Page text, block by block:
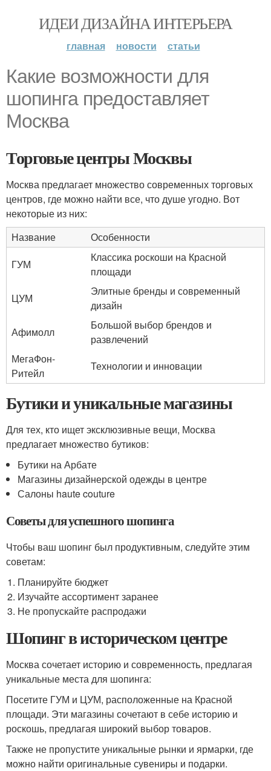
ИДЕИ ДИЗАЙНА ИНТЕРЬЕРА
главная новости статьи
Какие возможности для
шопинга предоставляет
Москва
Торговые центры Москвы
Москва предлагает множество современных торговых
центров, где можно найти все, что душе угодно. Вот
некоторые из них:
Название
Особенности
ГУМ
Классика роскоши на Красной
площади
ЦУМ
Элитные бренды и современный
дизайн
Афимолл
Большой выбор брендов и
развлечений
МегаФон-
Ритейл
Технологии и инновации
Бутики и уникальные магазины
Для тех, кто ищет эксклюзивные вещи, Москва
предлагает множество бутиков:
Бутики на Арбате
Магазины дизайнерской одежды в центре
Салоны haute couture
Советы для успешного шопинга
Чтобы ваш шопинг был продуктивным, следуйте этим
советам:
Планируйте бюджет
Изучайте ассортимент заранее
Не пропускайте распродажи
Шопинг в историческом центре
Москва сочетает историю и современность, предлагая
уникальные места для шопинга:
Посетите ГУМ и ЦУМ, расположенные на Красной
площади. Эти магазины сочетают в себе историю и
роскошь, предлагая широкий выбор товаров.
Также не пропустите уникальные рынки и ярмарки, где
можно найти оригинальные сувениры и подарки.